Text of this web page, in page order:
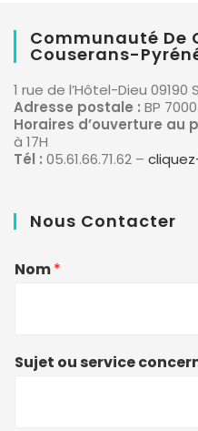
Communauté De
Couserans-
1 rue de l’Hôtel-Dieu 09190
Adresse postale : BP
Horaires d’ouverture au
à 17H
Tél : 05.61.66.71.62 –
Nous Contacter
Nom*
Sujet ou service